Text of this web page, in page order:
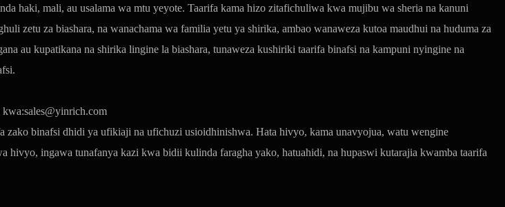
haki, mali, au usalama wa mtu yeyote. Taarifa kama hizo zitafichuliwa kwa mujibu wa sheria na kanuni
zetu za biashara, na wanachama wa familia yetu ya shirika, ambao wanaweza kutoa maudhui na huduma za
au kupatikana na shirika lingine la biashara, tunaweza kushiriki taarifa binafsi na kampuni nyingine na
binafsi dhidi ya ufikiaji na ufichuzi usioidhinishwa. Hata hivyo, kama unavyojua, watu wengine
ingawa tunafanya kazi kwa bidii kulinda faragha yako, hatuahidi, na hupaswi kutarajia kwamba taarifa